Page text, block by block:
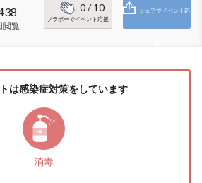
閲覧
0/ 10
ブラボーでイベント応援
シェアでイベント応
は感染症対策をしています
消毒